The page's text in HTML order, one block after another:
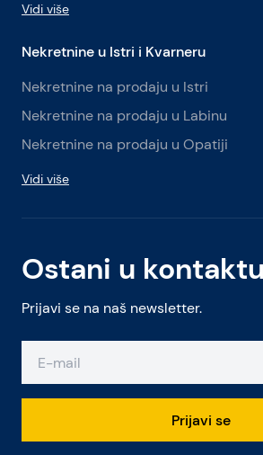
Ostani u
Prijavi se na naš newsletter.
Prijavi se
Vidi više
Nekretnine u Istri i Kvarneru
Nekretnine na prodaju u Istri
Nekretnine na prodaju u Labinu
Nekretnine na prodaju u Opatiji
Vidi više